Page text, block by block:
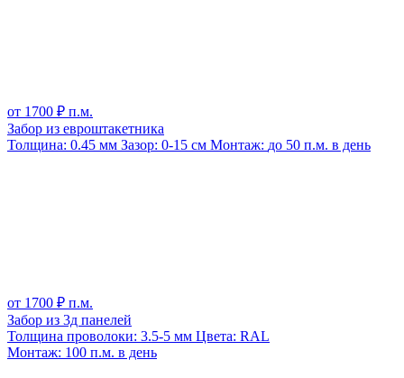
от 1700 ₽ п.м.
Забор из евроштакетника
Толщина: 0.45 мм Зазор: 0-15 см Монтаж: до 50 п.м. в день
от 1700 ₽ п.м.
Забор из 3д панелей
Толщина проволоки: 3.5-5 мм Цвета: RAL
Монтаж: 100 п.м. в день